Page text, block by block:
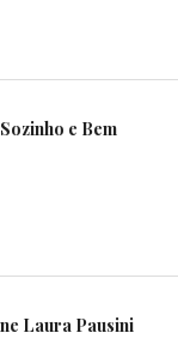
e Bem
Laura Pausini